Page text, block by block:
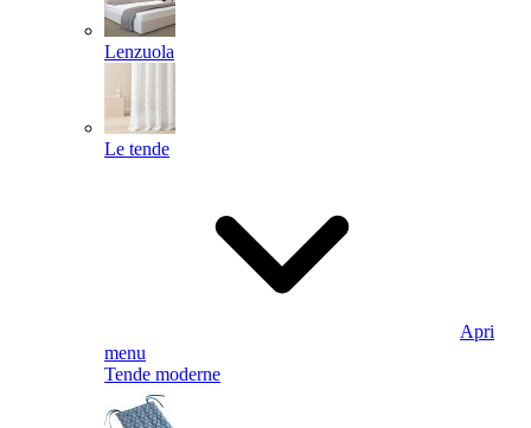
Lenzuola
Le tende
Apri
menu
Tende moderne